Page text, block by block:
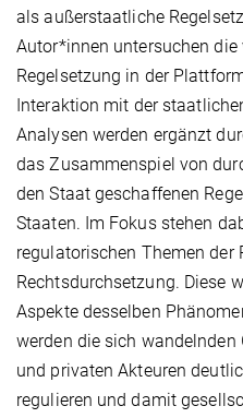
als außerstaatliche
Autor*innen untersuchen die
Regelsetzung in der
Interaktion mit der
Analysen werden ergänzt
das Zusammenspiel von
den Staat geschaffenen
Staaten. Im Fokus stehen
regulatorischen Themen der
Rechtsdurchsetzung. Diese
Aspekte desselben
werden die sich wandelnden
und privaten Akteuren
regulieren und damit